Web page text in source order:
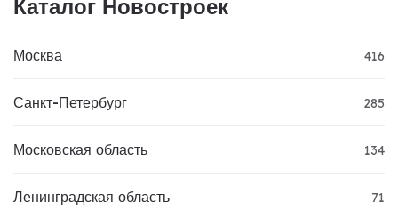
Каталог Новостроек
Москва 416
Санкт-Петербург 285
Московская область 134
Ленинградская область 71